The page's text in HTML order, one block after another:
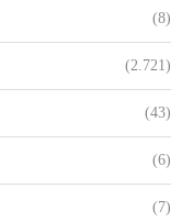
(8)
(2.721)
(43)
(6)
(7)